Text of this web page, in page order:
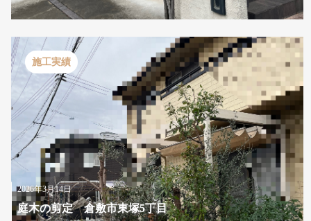
施工実績
2026年3月14日
庭木の剪定 倉敷市東塚5丁目